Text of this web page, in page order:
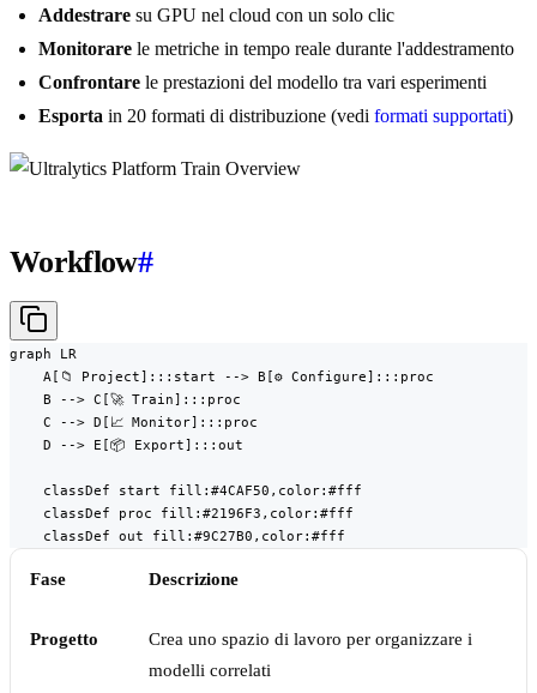
Addestrare su GPU nel cloud con un solo clic
Monitorare le metriche in tempo reale durante l'addestramento
Confrontare le prestazioni del modello tra vari esperimenti
Esporta in 20 formati di distribuzione (vedi formati supportati)
Workflow#
graph LR
    A[📁 Project]:::start --> B[⚙️ Configure]:::proc
    B --> C[🚀 Train]:::proc
    C --> D[📈 Monitor]:::proc
    D --> E[📦 Export]:::out
    classDef start fill:#4CAF50,color:#fff
    classDef proc fill:#2196F3,color:#fff
    classDef out fill:#9C27B0,color:#fff
Fase Descrizione
Progetto
Crea uno spazio di lavoro per organizzare i
modelli correlati